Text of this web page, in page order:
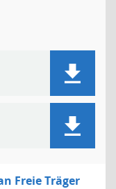
Freie Träger